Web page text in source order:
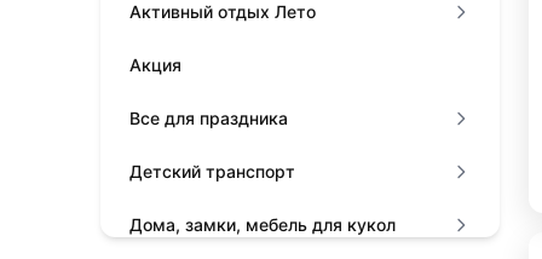
Активный отдых Лето
Акция
Все для праздника
Детский транспорт
Дома, замки, мебель для кукол